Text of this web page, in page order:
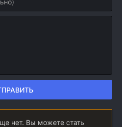
нет. Вы можете стать